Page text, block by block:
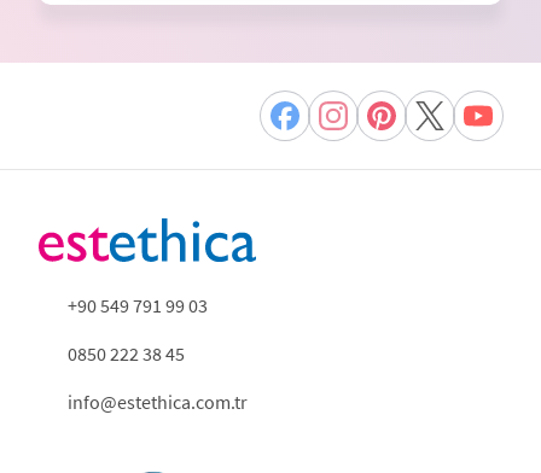
+90 549 791 99 03
0850 222 38 45
info@estethica.com.tr